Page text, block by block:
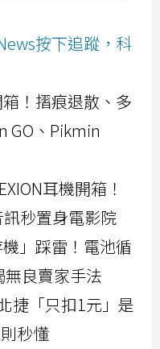
按下追蹤，科
！摺痕退散、多
GO、Pikmin
耳機開箱！
秒置身電影院
」踩雷！電池循
良賣家手法
捷「只扣1元」是
秒懂